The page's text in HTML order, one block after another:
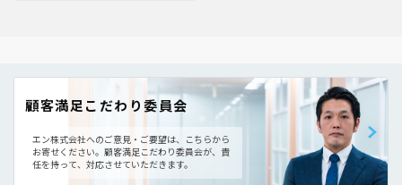
顧客満足こだわり委員会
エン株式会社へのご意見・ご要望は、こちらから
お寄せください。 顧客満足こだわり委員会が、責
任を持って、対応させていただきます。